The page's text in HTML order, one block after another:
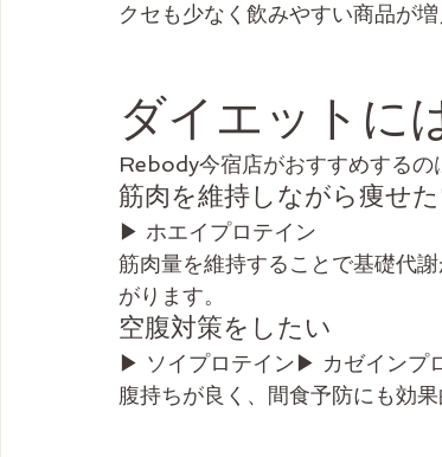
クセも少なく飲みやすい商品が増
ダイエットに
Rebody今宿店がおすすめするの
筋肉を維持しながら痩せ
▶ ホエイプロテイン
筋肉量を維持することで基礎代
がります。
空腹対策をしたい
▶ ソイプロテイン▶ カゼインプ
腹持ちが良く、間食予防にも効果